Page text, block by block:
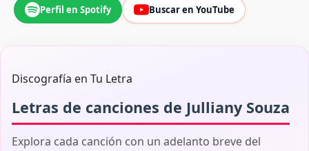
Perfil en Spotify Buscar en YouTube
Discografía en Tu Letra
Letras de canciones de Julliany Souza
Explora cada canción con un adelanto breve del